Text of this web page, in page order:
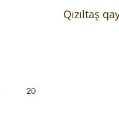
Qızıltaş
20